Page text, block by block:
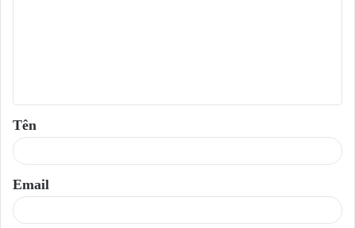
ậ
n
*
Tên
Email